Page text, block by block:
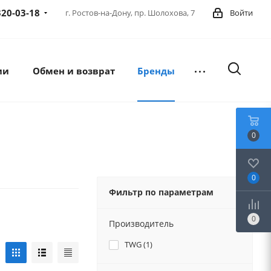
Войти
г. Ростов-на-Дону, пр. Шолохова, 7
03-18
Обмен и возврат Бренды
Фильтр по параметрам
Производитель
TWG (1)
0
0
0